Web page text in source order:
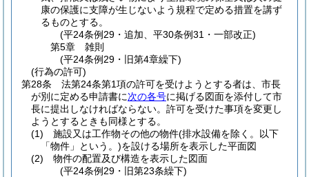
康の保護に支障が生じないよう規程で定める措置を講ず
るものとする。
(平24条例29・追加、平30条例31・一部改正)
第5章
雑則
(平24条例29・旧第4章繰下)
(行為の許可)
第28条
法第24条第1項の許可を受けようとする者は、市長
が別に定める申請書に次の各号に掲げる図面を添付して市
長に提出しなければならない。 許可を受けた事項を変更し
ようとするときも同様とする。
(1)
施設又は工作物その他の物件(排水設備を除く。以下
「物件」という。)を設ける場所を表示した平面図
(2)
物件の配置及び構造を表示した図面
(平24条例29・旧第23条繰下)